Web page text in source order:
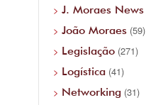
J. Moraes News
João Moraes (59)
Legislação (271)
Logística (41)
Networking (31)